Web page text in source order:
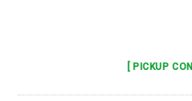
[ PICKUP